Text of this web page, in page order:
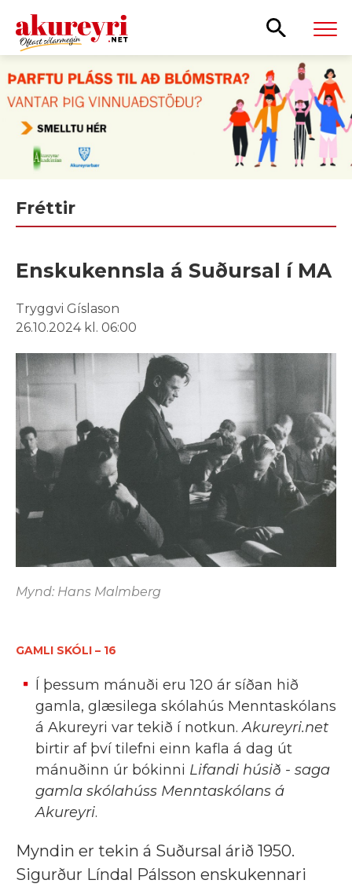
Leita
Fréttir
Enskukennsla á Suðursal í MA
Tryggvi Gíslason
26.10.2024 kl. 06:00
Mynd: Hans Malmberg
GAMLI SKÓLI – 16
Í þessum mánuði eru 120 ár síðan hið
gamla, glæsilega skólahús Menntaskólans
á Akureyri var tekið í notkun.Akureyri.net
birtir af því tilefni einn kafla á dag út
mánuðinn úr bókinni Lifandi húsið - saga
gamla skólahúss Menntaskólans á
Akureyri.
Myndin er tekin á Suðursal árið 1950.
Sigurður Líndal Pálsson enskukennari